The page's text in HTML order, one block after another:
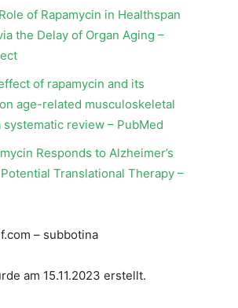
of Rapamycin in Healthspan
the Delay of Organ Aging –
of rapamycin and its
age-related musculoskeletal
systematic review – PubMed
Responds to Alzheimer’s
Translational Therapy –
– subbotina
am 15.11.2023 erstellt.